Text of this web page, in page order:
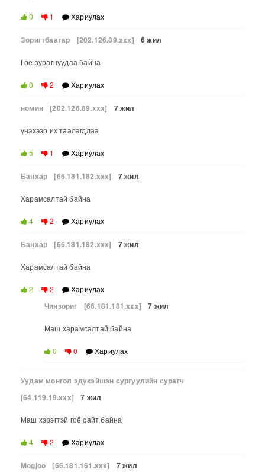
0 1 Хариулах
Зоригтбаатар [202.126.89.xxx] 6 жил
Гоё зурагнуудаа байна
0 2 Хариулах
номин [202.126.89.xxx] 7 жил
үнэхээр их таалагдлаа
5 1 Хариулах
Банхар [66.181.182.xxx] 7 жил
Харамсалтай байна
4 2 Хариулах
Банхар [66.181.182.xxx] 7 жил
Харамсалтай байна
2 2 Хариулах
Чинзориг [66.181.181.xxx] 7 жил
Маш харамсалтай байна
0 0 Хариулах
Уудам монгол эдүкэйшэн сургуулийн сурагч
[64.119.19.xxx]
7 жил
Маш хэрэгтэй гоё сайт байна
4 2 Хариулах
Mogjoo [66.181.161.xxx] 7 жил